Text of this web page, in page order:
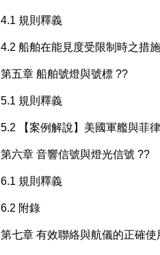
4.1 規則釋義
4.2 船舶在能見度受限制時之措施
第五章 船舶號燈與號標 ??
5.1 規則釋義
5.2 【案例解說】美國軍艦與菲
第六章 音響信號與燈光信號 ??
6.1 規則釋義
6.2 附錄
第七章 有效聯絡與航儀的正確使